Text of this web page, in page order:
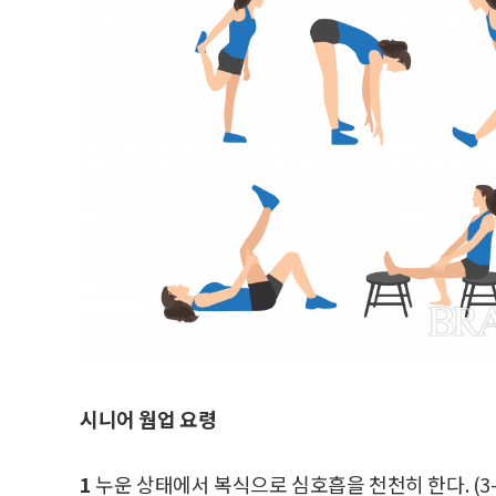
시니어 웜업 요령
1 누운 상태에서 복식으로 심호흡을 천천히 한다.